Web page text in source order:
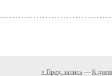
« Пред. запись — К